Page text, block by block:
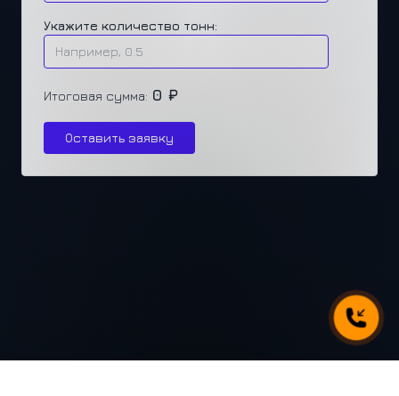
Укажите количество тонн:
Итоговая сумма: 0 ₽
Оставить заявку